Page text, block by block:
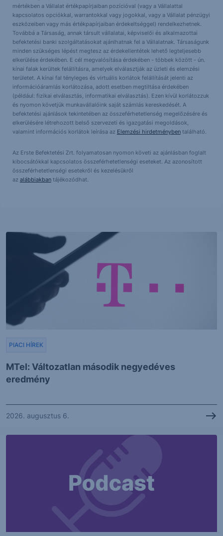
mértékben a Vállalat értékpapírjaiban pozícióval (vagy a Vállalattal
kapcsolatos opciókkal, warrantokkal vagy jogokkal, vagy a Vállalat pénzügyi
eszközeiben vagy más értékpapírjaiban érdekeltséggel) rendelkezhetnek.
Továbbá a Társaság, annak társult vállalatai, képviselői és alkalmazottai
befektetési banki szolgáltatásokat ajánlhatnak fel a Vállalatnak. Társaságunk
minden szükséges lépést megtesz az érdekellentétek lehető legteljesebb
elkerülése érdekében. E cél megvalósítása érdekében - többek között - ún.
kínai falak kerültek felállításra, amelyek elválasztják az üzleti és elemzési
területet. A kínai fal tényleges és virtuális korlátok felállítását jelenti az
információáramlás korlátozása, adott esetben megtiltása érdekében
(például: fizikai elválasztás, informatikai elválasztás). Ezen kívül korlátozzuk
és nyomon követjük munkavállalóink saját számlás kereskedését. A
befektetési ajánlások tekintetében az összeférhetetlenség megelőzésére és
elkerülésére létrehozott belső szervezeti és igazgatási megoldások,
valamint információs korlátok leírása az Elemzési hirdetménybentalálható.
Az Erste Befektetési Zrt. folyamatosan nyomon követi az ajánlásban foglalt
kibocsátókkal kapcsolatos összeférhetetlenségi eseteket. Az azonosított
összeférhetetlenségi esetekről és kezelésükről
az alábbiakbantájékozódhat.
MTel: Változatlan második negyedéves
eredmény
PIACI HÍREK
2026. augusztus 6.